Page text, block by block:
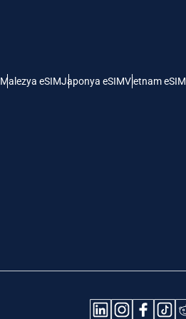
Malezya eSIMJaponya eSIMVietnam eSIM